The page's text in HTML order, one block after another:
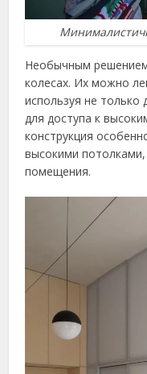
Необычным
колесах. Их можно
используя не
для доступа к
конструкция
высокими
помещения.